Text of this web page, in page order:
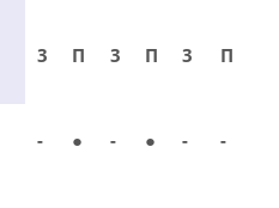
3 П 3 П 3 П
- ● - ● - -